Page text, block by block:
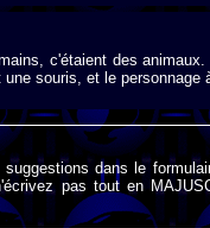
c'étaient des
souris, et le
dans le
pas tout en